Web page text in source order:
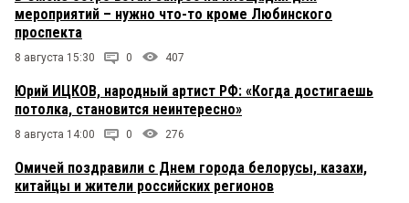
мероприятий – нужно что-то кроме Любинского
проспекта
8 августа 15:30 0 407
Юрий ИЦКОВ, народный артист РФ: «Когда достигаешь
потолка, становится неинтересно»
8 августа 14:00 0 276
Омичей поздравили с Днем города белорусы, казахи,
китайцы и жители российских регионов